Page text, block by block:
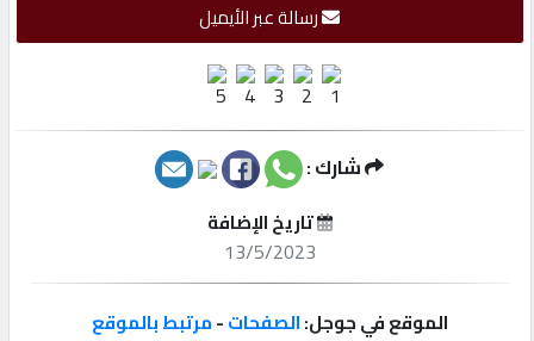
إتصل
رسالة عبر الأيميل
شارك :
تاريخ الإضافة
13/5/2023
الموقع في جوجل:الصفحات-مرتبط بالموقع